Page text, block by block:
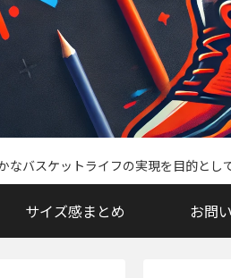
バスケットライフの実現を目的とし
サイズ感まとめ お問